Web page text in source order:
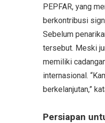
PEPFAR, yang
berkontribusi
Sebelum
tersebut. Meski
memiliki
internasional.
berkelanjutan,”
Persiapan